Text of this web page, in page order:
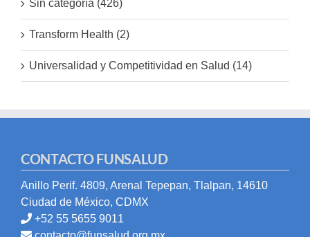
Sin categoría (426)
Transform Health (2)
Universalidad y Competitividad en Salud (14)
CONTACTO FUNSALUD
Anillo Perif. 4809, Arenal Tepepan, Tlalpan, 14610
Ciudad de México, CDMX
+52 55 5655 9011